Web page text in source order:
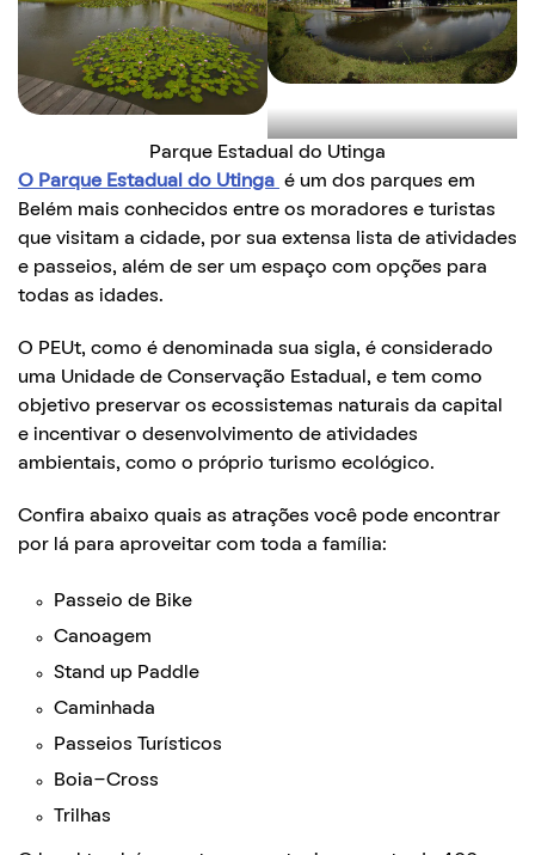
Parque Estadual do Utinga
O Parque Estadual do Utinga é um dos parques em
Belém mais conhecidos entre os moradores e turistas
que visitam a cidade, por sua extensa lista de atividades
e passeios, além de ser um espaço com opções para
todas as idades.
O PEUt, como é denominada sua sigla, é considerado
uma Unidade de Conservação Estadual, e tem como
objetivo preservar os ecossistemas naturais da capital
e incentivar o desenvolvimento de atividades
ambientais, como o próprio turismo ecológico.
Confira abaixo quais as atrações você pode encontrar
por lá para aproveitar com toda a família:
Passeio de Bike
Canoagem
Stand up Paddle
Caminhada
Passeios Turísticos
Boia-Cross
Trilhas